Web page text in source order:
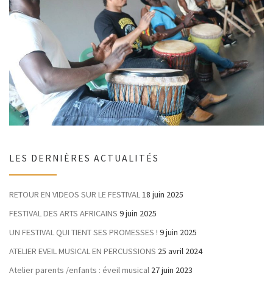
LES DERNIÈRES ACTUALITÉS
RETOUR EN VIDEOS SUR LE FESTIVAL18 juin 2025
FESTIVAL DES ARTS AFRICAINS 9 juin 2025
UN FESTIVAL QUI TIENT SES PROMESSES ! 9 juin 2025
ATELIER EVEIL MUSICAL EN PERCUSSIONS 25 avril 2024
Atelier parents /enfants : éveil musical 27 juin 2023